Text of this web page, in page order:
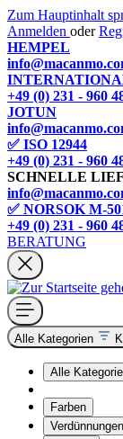
Zum Hauptinhalt
Anmelden oder
HEMPEL
+49 (0) 231 - 960
JOTUN
✅ ISO 12944
+49 (0) 231 - 960
SCHNELLE
✅ NORSOK M-
+49 (0) 231 - 960
BERATUNG
Alle Kategorien
Alle
Farben